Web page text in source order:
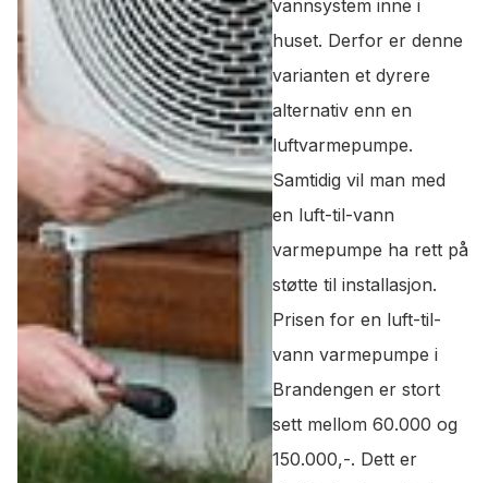
vannsystem inne i
huset. Derfor er denne
varianten et dyrere
alternativ enn en
luftvarmepumpe.
Samtidig vil man med
en luft-til-vann
varmepumpe ha rett på
støtte til installasjon.
Prisen for en luft-til-
vann varmepumpe i
Brandengen er stort
sett mellom 60.000 og
150.000,-. Dett er